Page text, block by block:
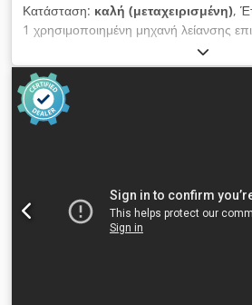
Κατάσταση: καλή (μεταχειρισμένη),
1 χρησιμοποιημένη μηχανή λείανσης
τύπος ER 10 έτος κατασκευής 1990
κίνησης 1000 x 600 mm Μαγνητική
Μέγιστο ύψος λείανσης 400 mm
m/min Εγκάρσια ταχύτητα απείρως
Ταχύτητα ατράκτου λείανσης 1450